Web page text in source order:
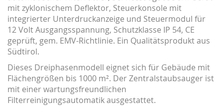
mit zyklonischem Deflektor, Steuerkonsole mit
integrierter Unterdruckanzeige und Steuermodul für
12 Volt Ausgangsspannung, Schutzklasse IP 54, CE
geprüft, gem. EMV-Richtlinie. Ein Qualitätsprodukt aus
Südtirol.
Dieses Dreiphasenmodell eignet sich für Gebäude mit
Flächengrößen bis 1000 m². Der Zentralstaubsauger ist
mit einer wartungsfreundlichen
Filterreinigungsautomatik ausgestattet.